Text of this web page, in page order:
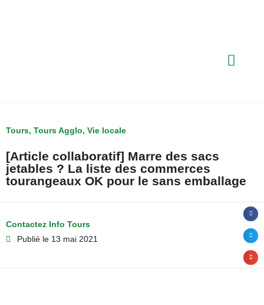
Tours, Tours Agglo, Vie locale
[Article collaboratif] Marre des sacs
jetables ? La liste des commerces
tourangeaux OK pour le sans emballage
Contactez Info Tours
Publié le 13 mai 2021